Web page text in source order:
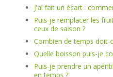
J'ai fait un écart :
Puis-je remplacer les
ceux de saison ?
Combien de temps doit-
Quelle boisson puis-je
Puis-je prendre un
en temps ?